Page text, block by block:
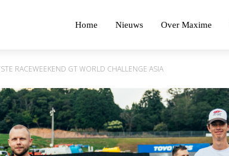
Home Nieuws Over Maxime
RACEWEEKEND GT WORLD CHALLENGE ASIA